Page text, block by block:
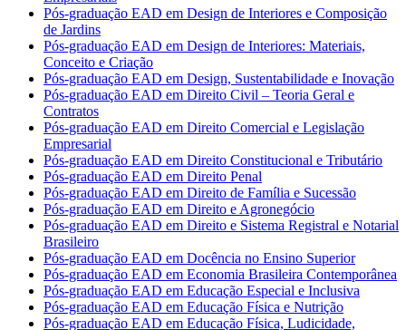
Pós-graduação EAD em Design de Interiores e Composição
de Jardins
Pós-graduação EAD em Design de Interiores: Materiais,
Conceito e Criação
Pós-graduação EAD em Design, Sustentabilidade e Inovação
Pós-graduação EAD em Direito Civil – Teoria Geral e
Contratos
Pós-graduação EAD em Direito Comercial e Legislação
Empresarial
Pós-graduação EAD em Direito Constitucional e Tributário
Pós-graduação EAD em Direito Penal
Pós-graduação EAD em Direito de Família e Sucessão
Pós-graduação EAD em Direito e Agronegócio
Pós-graduação EAD em Direito e Sistema Registral e Notarial
Brasileiro
Pós-graduação EAD em Docência no Ensino Superior
Pós-graduação EAD em Economia Brasileira Contemporânea
Pós-graduação EAD em Educação Especial e Inclusiva
Pós-graduação EAD em Educação Física e Nutrição
Pós-graduação EAD em Educação Física, Ludicidade,